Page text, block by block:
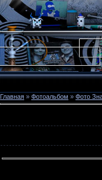
Главная » Фотоальбом » Фото